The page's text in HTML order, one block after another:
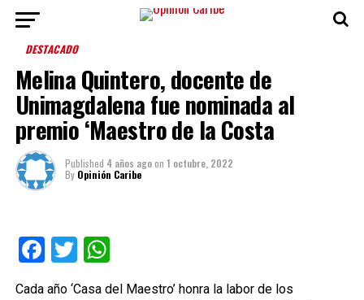
DESTACADO
Melina Quintero, docente de
Unimagdalena fue nominada al
premio ‘Maestro de la Costa
Published 4 años agoon 1 octubre, 2022
By Opinión Caribe
Facebook
TwitterWhatsApp
Cada año ‘Casa del Maestro’ honra la labor de los